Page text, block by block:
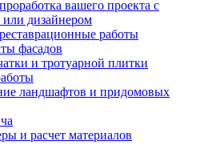
вашего проекта с
или дизайнером
работы
фасадов
и тротуарной плитки
ландшафтов и придомовых
и расчет материалов